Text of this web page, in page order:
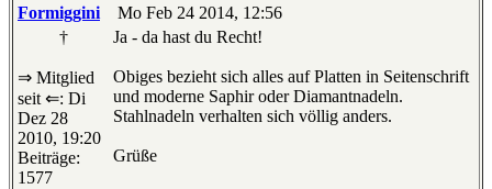
Formiggini
Mo Feb 24 2014, 12:56
†
⇒ Mitglied
seit ⇐: Di
Dez 28
2010, 19:20
Beiträge:
1577
Ja - da hast du Recht!
Obiges bezieht sich alles auf Platten in Seitenschrift
und moderne Saphir oder Diamantnadeln.
Stahlnadeln verhalten sich völlig anders.
Grüße